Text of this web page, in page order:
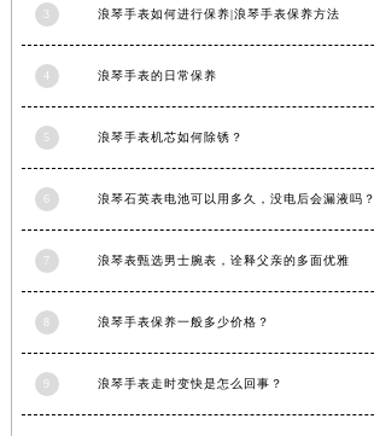
3 浪琴手表如何进行保养|浪琴手表保养方法
4 浪琴手表的日常保养
5 浪琴手表机芯如何除锈？
6 浪琴石英表电池可以用多久，没电后会漏液吗？
7 浪琴表甄选男士腕表，诠释父亲的多面优雅
8 浪琴手表保养一般多少价格？
9 浪琴手表走时变快是怎么回事？